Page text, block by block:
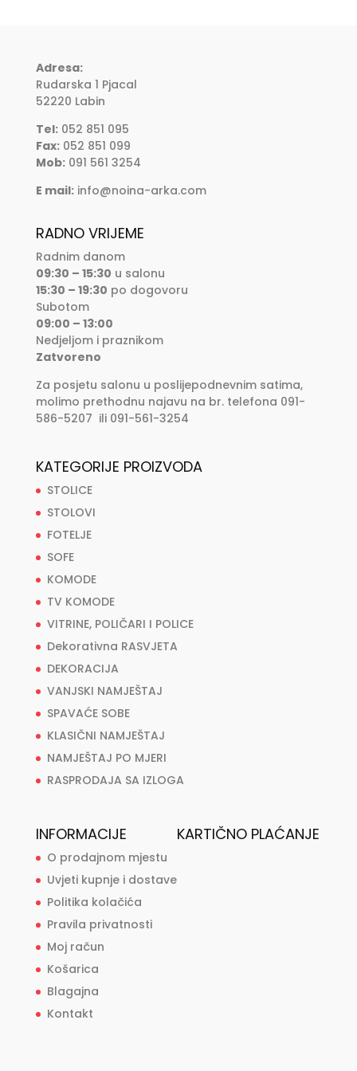
Adresa:
Rudarska 1 Pjacal
52220 Labin
Tel:052 851 095
Fax:052 851 099
Mob:091 561 3254
E mail: info@noina-arka.com
RADNO VRIJEME
Radnim danom
09:30 – 15:30 u salonu
15:30 – 19:30 po dogovoru
Subotom
09:00 – 13:00
Nedjeljom i praznikom
Zatvoreno
Za posjetu salonu u poslijepodnevnim satima,
molimo prethodnu najavu na br. telefona 091-
586-5207 ili 091-561-3254
KATEGORIJE PROIZVODA
STOLICE
STOLOVI
FOTELJE
SOFE
KOMODE
TV KOMODE
VITRINE, POLIČARI I POLICE
Dekorativna RASVJETA
DEKORACIJA
VANJSKI NAMJEŠTAJ
SPAVAĆE SOBE
KLASIČNI NAMJEŠTAJ
NAMJEŠTAJ PO MJERI
RASPRODAJA SA IZLOGA
INFORMACIJE
O prodajnom mjestu
Uvjeti kupnje i dostave
Politika kolačića
Pravila privatnosti
Moj račun
Košarica
Blagajna
Kontakt
KARTIČNO PLAĆANJE